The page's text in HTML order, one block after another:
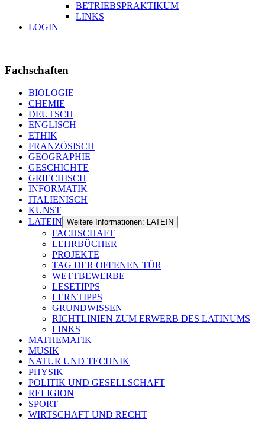
BETRIEBSPRAKTIKUM
LINKS
LOGIN
Fachschaften
BIOLOGIE
CHEMIE
DEUTSCH
ENGLISCH
ETHIK
FRANZÖSISCH
GEOGRAPHIE
GESCHICHTE
GRIECHISCH
INFORMATIK
ITALIENISCH
KUNST
LATEIN Weitere Informationen: LATEIN
FACHSCHAFT
LEHRBÜCHER
PROJEKTE
TAG DER OFFENEN TÜR
WETTBEWERBE
LESETIPPS
LERNTIPPS
GRUNDWISSEN
RICHTLINIEN ZUM ERWERB DES LATINUMS
LINKS
MATHEMATIK
MUSIK
NATUR UND TECHNIK
PHYSIK
POLITIK UND GESELLSCHAFT
RELIGION
SPORT
WIRTSCHAFT UND RECHT